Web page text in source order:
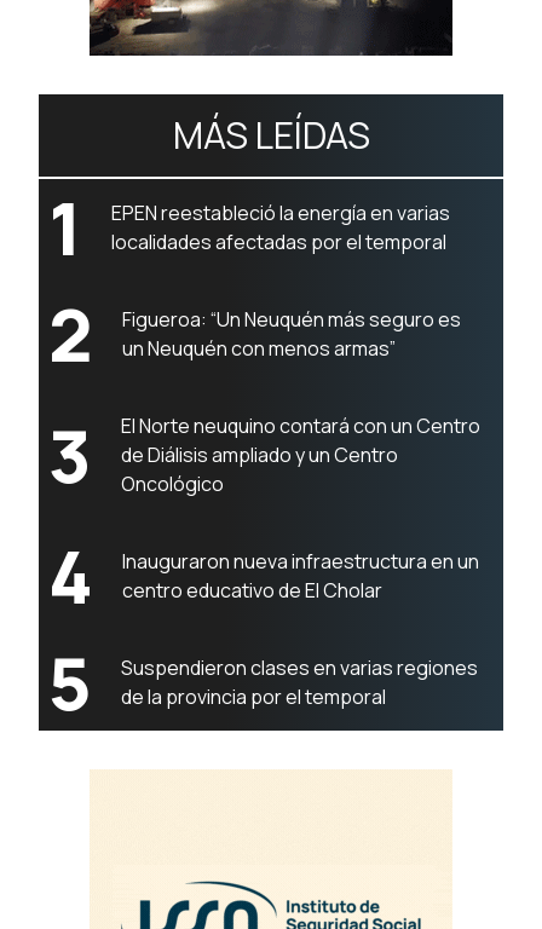
MÁS LEÍDAS
1
EPEN reestableció la energía en varias
localidades afectadas por el temporal
2
Figueroa: “Un Neuquén más seguro es
un Neuquén con menos armas”
3
El Norte neuquino contará con un Centro
de Diálisis ampliado y un Centro
Oncológico
4
Inauguraron nueva infraestructura en un
centro educativo de El Cholar
5
Suspendieron clases en varias regiones
de la provincia por el temporal